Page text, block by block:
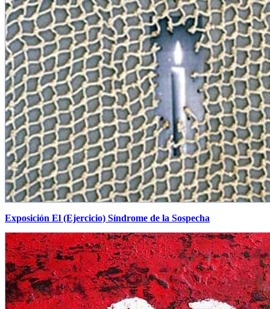
Exposición El (Ejercicio) Síndrome de la Sospecha